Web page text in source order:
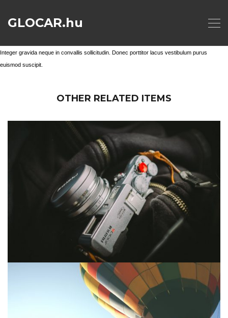
GLOCAR.hu
Integer gravida neque in convallis sollicitudin. Donec porttitor lacus vestibulum purus
euismod suscipit.
OTHER RELATED ITEMS
CAMERA